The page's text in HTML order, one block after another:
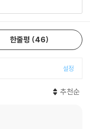
랑 속에 흩어지는 게 아니
다음 장면으로 이어진다.
우주에서 일어나는 일들
있다고 말하는 듯하다. 달
다. 단권으로 묶이길 오매
들을 만날 수 있길 기대한
한줄평 46
설정
추천순